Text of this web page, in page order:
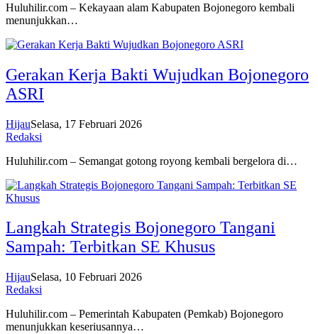
Huluhilir.com – Kekayaan alam Kabupaten Bojonegoro kembali
menunjukkan…
Gerakan Kerja Bakti Wujudkan Bojonegoro
ASRI
HijauSelasa, 17 Februari 2026
Redaksi
Huluhilir.com – Semangat gotong royong kembali bergelora di…
Langkah Strategis Bojonegoro Tangani
Sampah: Terbitkan SE Khusus
HijauSelasa, 10 Februari 2026
Redaksi
Huluhilir.com – Pemerintah Kabupaten (Pemkab) Bojonegoro
menunjukkan keseriusannya…